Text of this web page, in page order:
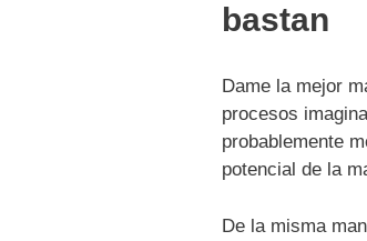
bastan
Dame la mejor
procesos
probablemente
potencial de la
De la misma